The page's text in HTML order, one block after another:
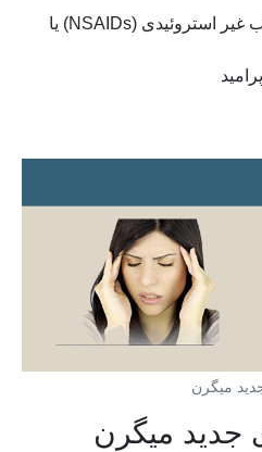
داروی میگرن ضد التهاب غیر استروئیدی (NSAIDs) یا
میگرن
جدید میگرن